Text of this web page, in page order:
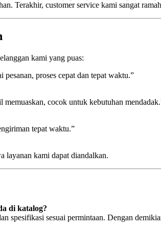
Terakhir, customer service kami sangat
kami yang puas:
pesanan, proses cepat dan tepat waktu.”
memuaskan, cocok untuk kebutuhan
tepat waktu.”
layanan kami dapat diandalkan.
di katalog?
spesifikasi sesuai permintaan. Dengan